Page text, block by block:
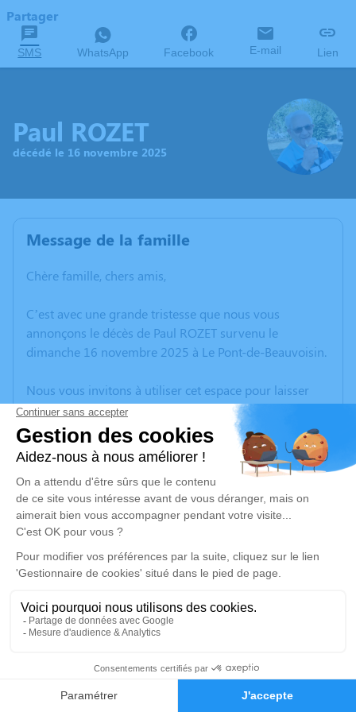
Faire-part Hommages
Partager
SMS WhatsApp Facebook E-mail Lien
Paul ROZET
décédé le 16 novembre 2025
Message de la famille
Chère famille, chers amis,
C’est avec une grande tristesse que nous vous
annonçons le décès de Paul ROZET survenu le
dimanche 16 novembre 2025 à Le Pont-de-Beauvoisin.
Nous vous invitons à utiliser cet espace pour laisser
vos condoléances, partager des photos souvenirs, une
anecdote ou exprimer vos pensées à travers des
poèmes ou des textes. Cet endroit est un lieu
d'expression dédié à honorer la mémoire de Paul
ROZET.
Un service de plantation d’arbre hommage est
disponible ici.
Je rends hommage
Cérémonie
Eglise Saint Martin 2 Chemin de l'Eglise
38730 Doissin